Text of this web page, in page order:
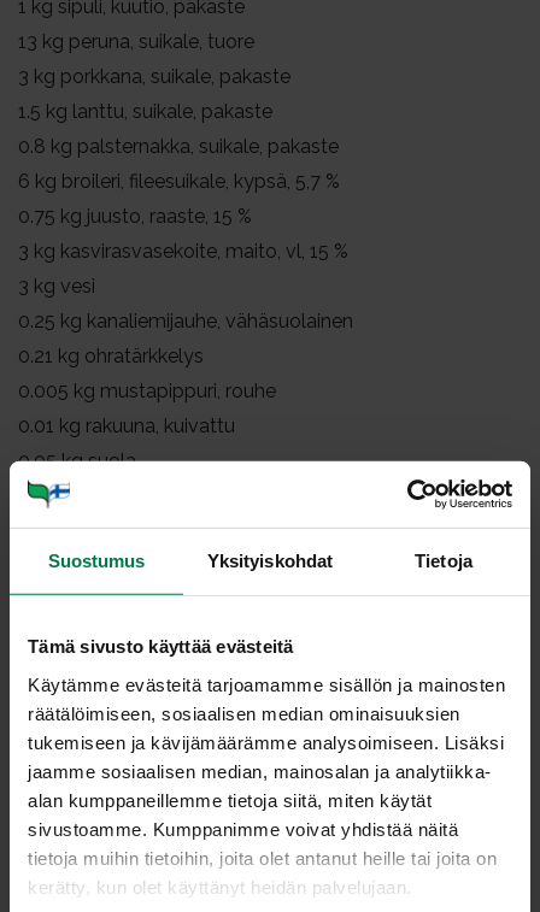
Suostumus Yksityiskohdat Tietoja
Tämä sivusto käyttää evästeitä
Käytämme evästeitä tarjoamamme sisällön ja mainosten
räätälöimiseen, sosiaalisen median ominaisuuksien
tukemiseen ja kävijämäärämme analysoimiseen. Lisäksi
jaamme sosiaalisen median, mainosalan ja analytiikka-
alan kumppaneillemme tietoja siitä, miten käytät
sivustoamme. Kumppanimme voivat yhdistää näitä
tietoja muihin tietoihin, joita olet antanut heille tai joita on
kerätty, kun olet käyttänyt heidän palvelujaan.
1 kg sipuli, kuutio, pakaste
13 kg peruna, suikale, tuore
3 kg porkkana, suikale, pakaste
1.5 kg lanttu, suikale, pakaste
0.8 kg palsternakka, suikale, pakaste
6 kg broileri, fileesuikale, kypsä, 5,7 %
0.75 kg juusto, raaste, 15 %
3 kg kasvirasvasekoite, maito, vl, 15 %
3 kg vesi
0.25 kg kanaliemijauhe, vähäsuolainen
0.21 kg ohratärkkelys
0.005 kg mustapippuri, rouhe
0.01 kg rakuuna, kuivattu
0.05kg suola
Laita voideltuihin GN-vuokiin 1/1-65 sipuli, 2/3
perunasta, porkkana, lanttu ja palsternakka. Sekoita
perunasta. Ripottele lopuksi juustoraaste.
Sekoita ruokakerma, vesi, kanaliemijauhe, ohratärkkelys
ja maustet padassa. Kuumenna, kunnes mausteet
liukenevat nesteeseen. Sekoita nestettä välillä. Kaada
neste vuokiin.
Paista kiusaukset 10 minuuttia höyrykeitolla +100
asteessa ja höyrypaista n. 1,5 tuntia +150 asteessa. Anna
vetäytyä n. 20 minuuttia.